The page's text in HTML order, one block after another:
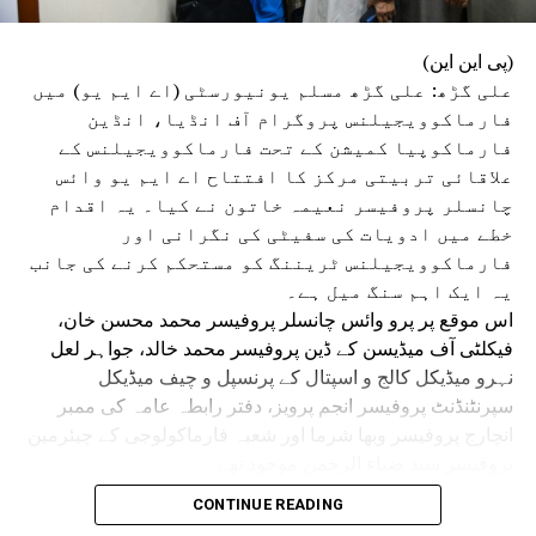
کیا۔آخر میں انہوں نے دعا کی کہ اللہ تعالیٰ حکمرانوں کو
نظام کو بدعنوانی سے پاک کرے اور نوجوان نسل کو محنت،
دیانت اور کردار کے راستے پر چلنے کی توفیق عطا فرمائے۔ آمین
یا رب العالمین۔
(پی این این)
علی گڑھ: علی گڑھ مسلم یونیورسٹی (اے ایم یو) میں
فارماکوویجیلنس پروگرام آف انڈیا، انڈین
فارماکوپیا کمیشن کے تحت فارماکوویجیلنس کے
علاقائی تربیتی مرکز کا افتتاح اے ایم یو وائس
چانسلر پروفیسر نعیمہ خاتون نے کیا۔ یہ اقدام
خطے میں ادویات کی سفیٹی کی نگرانی اور
فارماکوویجیلنس ٹریننگ کو مستحکم کرنے کی جانب
یہ ایک اہم سنگ میل ہے۔
اس موقع پر پرو وائس چانسلر پروفیسر محمد محسن خان،
فیکلٹی آف میڈیسن کے ڈین پروفیسر محمد خالد، جواہر لعل
نہرو میڈیکل کالج و اسپتال کے پرنسپل و چیف میڈیکل
سپرنٹنڈنٹ پروفیسر انجم پرویز، دفتر رابطہ عامہ کی ممبر
تقریب سے خطاب کرتے ہوئے وائس چانسلر پروفیسر نعیمہ
خاتون نے کہا کہ علاقائی تربیتی مرکز کا قیام محفوظ اور
CONTINUE READING